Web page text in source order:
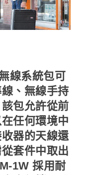
線系統包可
、無線手持
包允許從前
任何環境中
器的天線還
套件中取出
1W 採用耐